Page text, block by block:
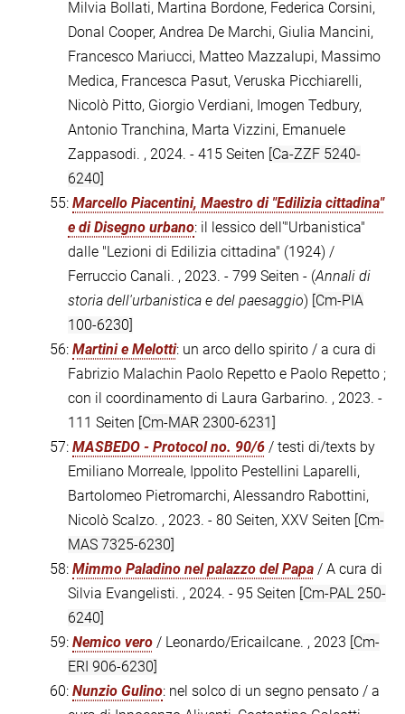
Milvia Bollati, Martina Bordone, Federica Corsini,
Donal Cooper, Andrea De Marchi, Giulia Mancini,
Francesco Mariucci, Matteo Mazzalupi, Massimo
Medica, Francesca Pasut, Veruska Picchiarelli,
Nicolò Pitto, Giorgio Verdiani, Imogen Tedbury,
Antonio Tranchina, Marta Vizzini, Emanuele
Zappasodi. , 2024. - 415 Seiten [Ca-ZZF 5240-
6240]
55: Marcello Piacentini, Maestro di "Edilizia cittadina"
e di Disegno urbano: il lessico dell'"Urbanistica"
dalle "Lezioni di Edilizia cittadina" (1924) /
Ferruccio Canali. , 2023. - 799 Seiten - (Annali di
storia dell'urbanistica e del paesaggio) [Cm-PIA
100-6230]
56: Martini e Melotti: un arco dello spirito / a cura di
Fabrizio Malachin Paolo Repetto e Paolo Repetto ;
con il coordinamento di Laura Garbarino. , 2023. -
111 Seiten [Cm-MAR 2300-6231]
57: MASBEDO - Protocol no. 90/6 / testi di/texts by
Emiliano Morreale, Ippolito Pestellini Laparelli,
Bartolomeo Pietromarchi, Alessandro Rabottini,
Nicolò Scalzo. , 2023. - 80 Seiten, XXV Seiten [Cm-
MAS 7325-6230]
58: Mimmo Paladino nel palazzo del Papa / A cura di
Silvia Evangelisti. , 2024. - 95 Seiten [Cm-PAL 250-
6240]
59: Nemico vero / Leonardo/Ericailcane. , 2023 [Cm-
ERI 906-6230]
60: Nunzio Gulino: nel solco di un segno pensato / a